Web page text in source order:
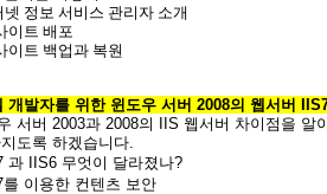
넷 정보 서비스 관리자 소개
이트 배포
이트 백업과 복원
개발자를 위한 윈도우 서버 2008의 웹서버
서버 2003과 2008의 IIS 웹서버 차이점을
도록 하겠습니다.
과 IIS6 무엇이 달라졌나?
이용한 컨텐츠 보안